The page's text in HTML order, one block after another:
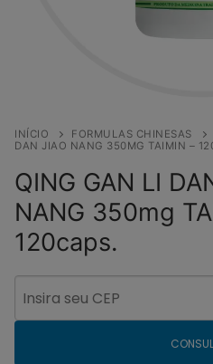
INÍCIO FORMULAS CHINESAS
DAN JIAO NANG 350MG TAIMIN –
QING GAN LI
NANG 350mg
120caps.